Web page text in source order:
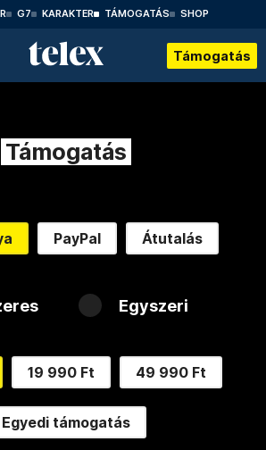
G7 KARAKTER TÁMOGATÁS SHOP
Támogatás
Támogatás
PayPal Átutalás
Egyszeri
19 990 Ft 49 990 Ft
Egyedi támogatás